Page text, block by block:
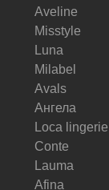
Aveline
Misstyle
Luna
Milabel
Avals
Ангела
Loca lingerie
Conte
Lauma
Afina